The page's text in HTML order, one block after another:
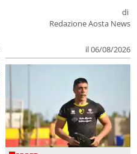
di
Redazione Aosta News
il 06/08/2026